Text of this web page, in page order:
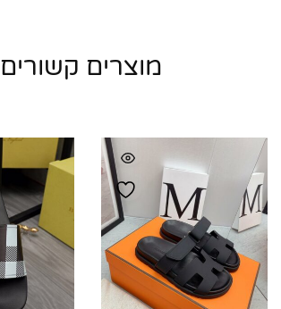
מוצרים קשורים